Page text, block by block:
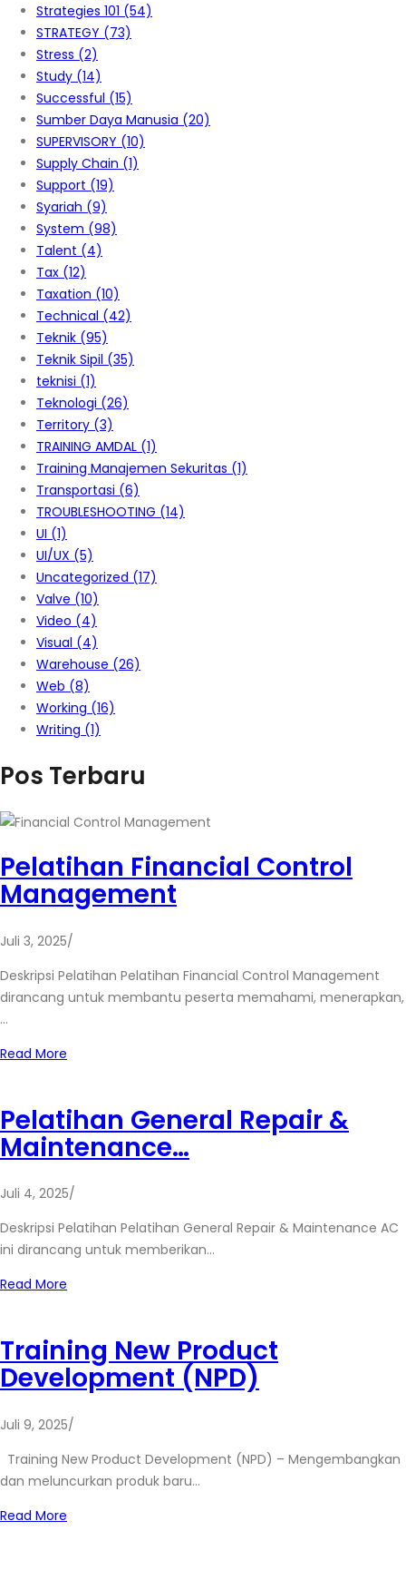
Strategies 101 (54)
STRATEGY (73)
Stress (2)
Study (14)
Successful (15)
Sumber Daya Manusia (20)
SUPERVISORY (10)
Supply Chain (1)
Support (19)
Syariah (9)
System (98)
Talent (4)
Tax (12)
Taxation (10)
Technical (42)
Teknik (95)
Teknik Sipil (35)
teknisi (1)
Teknologi (26)
Territory (3)
TRAINING AMDAL (1)
Training Manajemen Sekuritas (1)
Transportasi (6)
TROUBLESHOOTING (14)
UI (1)
UI/UX (5)
Uncategorized (17)
Valve (10)
Video (4)
Visual (4)
Warehouse (26)
Web (8)
Working (16)
Writing (1)
Pos Terbaru
Pelatihan Financial Control
Management
Juli 3, 2025/
Deskripsi Pelatihan Pelatihan Financial Control Management
dirancang untuk membantu peserta memahami, menerapkan,
…
Read More
Pelatihan General Repair &
Maintenance…
Juli 4, 2025/
Deskripsi Pelatihan Pelatihan General Repair & Maintenance AC
ini dirancang untuk memberikan…
Read More
Training New Product
Development (NPD)
Juli 9, 2025/
Training New Product Development (NPD) – Mengembangkan
dan meluncurkan produk baru…
Read More